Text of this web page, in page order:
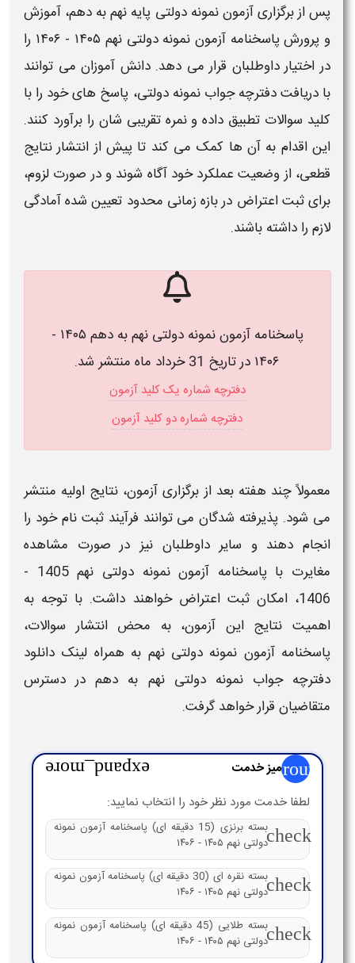
پس از برگزاریآزمون نمونه دولتی پایه نهم به دهم، آموزش
و پرورشپاسخنامه آزمون نمونه دولتی نهم ۱۴۰۵ - ۱۴۰۶
را
در اختیار داوطلبان قرار می‌ دهد. دانش‌ آموزان می‌ توانند
با دریافتدفترچه جواب نمونه دولتی، پاسخ‌ هایخود را با
کلید سوالات تطبیق داده و نمره تقریبی‌ شان را برآورد کنند.
این اقدام به آن‌ ها کمک می‌ کند تا پیش از انتشار نتایج
قطعی، از وضعیت عملکرد خود آگاه شوند و در صورت لزوم،
برای ثبت اعتراض در بازه زمانی محدود تعیین‌ شده آمادگی
لازم را داشته باشند.
پاسخنامه آزمون نمونه دولتی نهم به دهم ۱۴۰۵ -
۱۴۰۶ در تاریخ 31 خرداد ماه منتشر شد.
دفترچه شماره یک کلید آزمون
دفترچه شماره دو کلید آزمون
معمولاً چند هفته بعد از برگزاری آزمون، نتایج اولیه منتشر
می‌ شود. پذیرفته‌ شدگان می‌ توانند فرآیند ثبت‌ نام خود را
انجام دهند و سایر داوطلبان نیز در صورت مشاهده
مغایرت ب
ا پاسخنامه آزمون نمونه دولتی نهم 1405 -
1406، امکان ثبت اعتراض خواهند داشت. با توجه به
اهمیت نتایج این آزمون، به محض انتشار سوالات،
پاسخنامه آزمون نمونه دولتی نهم به همراه لینک دانلود
دفترچه جواب نمونه دولتی نهم به دهمدر دسترس
متقاضیان قرار خواهد گرفت.
groupمیز خدمت expand_more
لطفا خدمت مورد نظر خود را انتخاب نمایید:
check
بسته برنزی (15 دقیقه ای) پاسخنامه آزمون نمونه
دولتی نهم ۱۴۰۵ - ۱۴۰۶
check
بسته نقره ای (30 دقیقه ای) پاسخنامه آزمون نمونه
دولتی نهم ۱۴۰۵ - ۱۴۰۶
check
بسته طلایی (45 دقیقه ای) پاسخنامه آزمون نمونه
دولتی نهم ۱۴۰۵ - ۱۴۰۶